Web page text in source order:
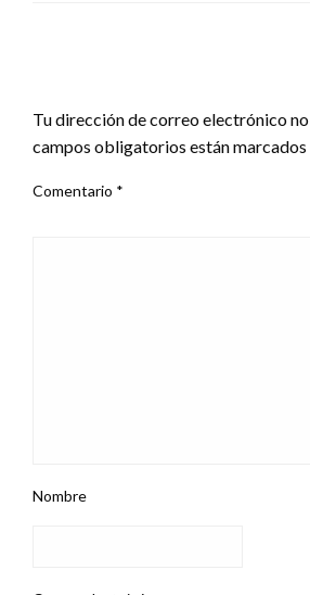
Tu dirección de correo electrónico
campos obligatorios están marcados
Comentario *
Nombre